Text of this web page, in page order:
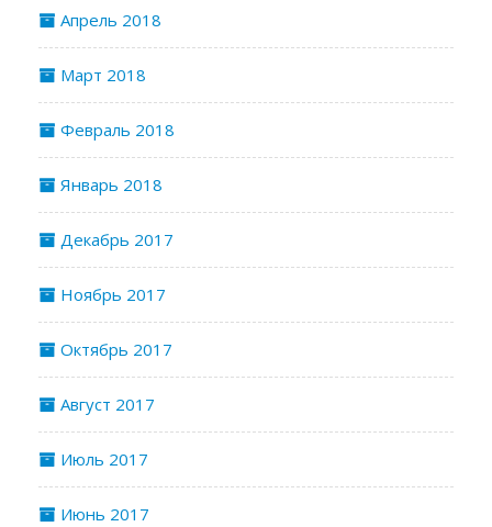
Апрель 2018
Март 2018
Февраль 2018
Январь 2018
Декабрь 2017
Ноябрь 2017
Октябрь 2017
Август 2017
Июль 2017
Июнь 2017